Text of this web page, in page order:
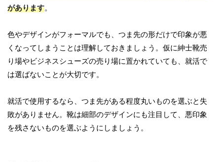
があります。
色やデザインがフォーマルでも、つま先の形だけで印象が悪
くなってしまうことは理解しておきましょう。仮に紳士靴売
り場やビジネスシューズの売り場に置かれていても、就活で
は選ばないことが大切です。
就活で使用するなら、つま先がある程度丸いものを選ぶと失
敗がありません。靴は細部のデザインにも注目して、悪印象
を残さないものを選ぶようにしましょう。